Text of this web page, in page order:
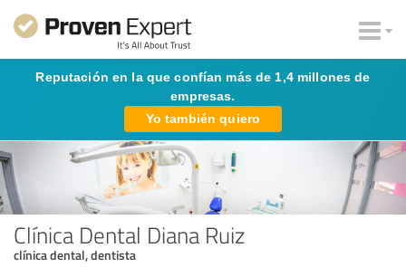
Reputación en la que confían más de 1,4 millones de
empresas.
Yo también quiero
Clínica Dental Diana Ruiz
clínica dental, dentista